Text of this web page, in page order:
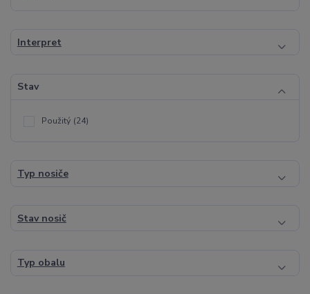
Interpret
Stav
Použitý (24)
Typ nosiče
Stav nosič
Typ obalu